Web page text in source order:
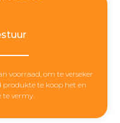
voorraad, om te verseker
te koop het en
vermy.